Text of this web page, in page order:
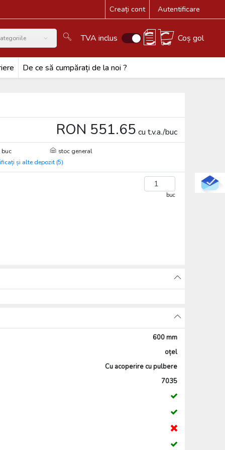
Creați cont Autentificare
TVA inclus Coș gol
De ce să cumpărați de la noi ?
RON 551.65 cu t.v.a./buc
buc
stoc general
și alte depozit (5)
buc
600 mm
oțel
Cu acoperire cu pulbere
7035